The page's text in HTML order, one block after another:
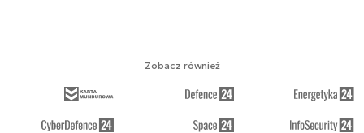
Zobacz również